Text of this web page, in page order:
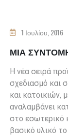
1 Ιουλίου, 2016
ΜΙΑ
Η νέα σειρά
σχεδιασμό και
και κατοικιών,
αναλαμβάνει
στο εσωτερικό
βασικό υλικό